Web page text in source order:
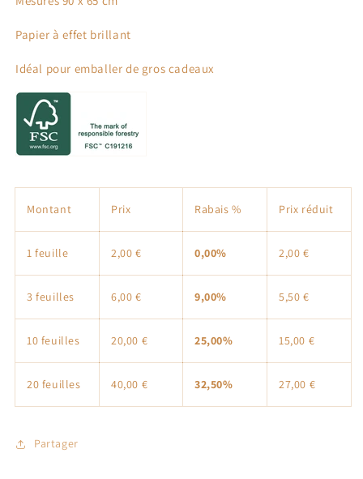
Papier à effet brillant
Idéal pour emballer de gros cadeaux
Montant Prix Rabais % Prix ​​réduit
1 feuille 2,00 € 0,00% 2,00 €
3 feuilles 6,00 € 9,00% 5,50 €
10 feuilles 20,00 € 25,00% 15,00 €
20 feuilles 40,00 € 32,50% 27,00 €
Partager